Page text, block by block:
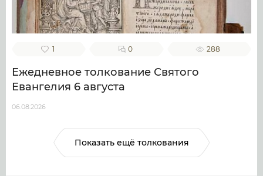
1 0 288
Ежедневное толкование Святого
Евангелия 6 августа
06.08.2026
Показать ещё толкования